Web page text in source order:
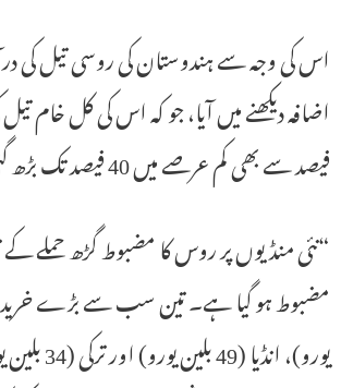
اس کی وجہ سے ہندوستان کی روسی تیل کی
فیصد سے بھی کم عرصے میں 40 فیصد تک بڑھ گئی۔
“نئی منڈیوں پر روس کا مضبوط گڑھ حملے
یورو)، انڈیا